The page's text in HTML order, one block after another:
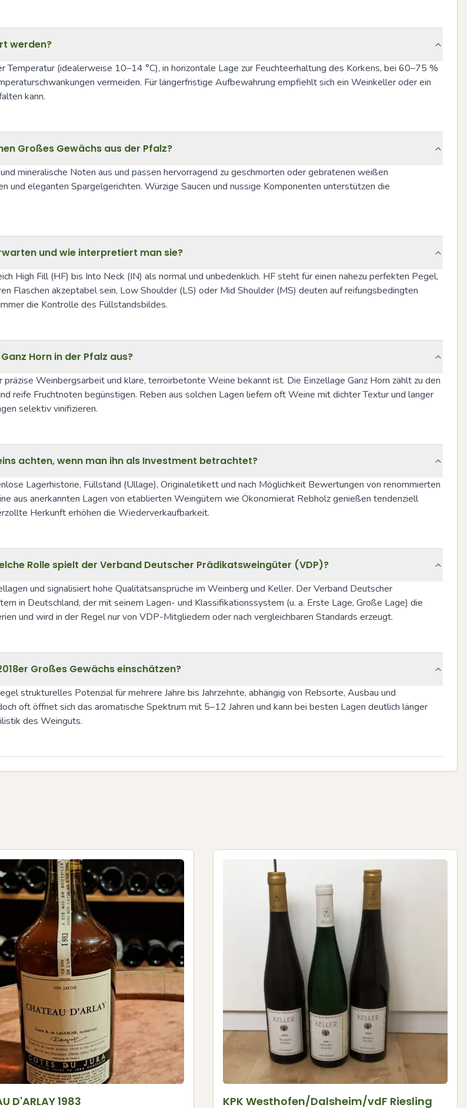
werden?
(idealerweise 10–14 °C), in horizontale Lage zur Feuchteerhaltung des Korkens, bei 60–75 %
vermeiden. Für längerfristige Aufbewahrung empfiehlt sich ein Weinkeller oder ein
kann.
Großes Gewächs aus der Pfalz?
mineralische Noten aus und passen hervorragend zu geschmorten oder gebratenen weißen
und eleganten Spargelgerichten. Würzige Saucen und nussige Komponenten unterstützen die
und wie interpretiert man sie?
High Fill (HF) bis Into Neck (IN) als normal und unbedenklich. HF steht für einen nahezu perfekten Pegel,
Flaschen akzeptabel sein, Low Shoulder (LS) oder Mid Shoulder (MS) deuten auf reifungsbedingten
die Kontrolle des Füllstandsbildes.
Horn in der Pfalz aus?
Weinbergsarbeit und klare, terroirbetonte Weine bekannt ist. Die Einzellage Ganz Horn zählt zu den
reife Fruchtnoten begünstigen. Reben aus solchen Lagen liefern oft Weine mit dichter Textur und langer
selektiv vinifizieren.
achten, wenn man ihn als Investment betrachtet?
Lagerhistorie, Füllstand (Ullage), Originaletikett und nach Möglichkeit Bewertungen von renommierten
aus anerkannten Lagen von etablierten Weingütern wie Ökonomierat Rebholz genießen tendenziell
Herkunft erhöhen die Wiederverkaufbarkeit.
Rolle spielt der Verband Deutscher Prädikatsweingüter (VDP)?
und signalisiert hohe Qualitätsansprüche im Weinberg und Keller. Der Verband Deutscher
in Deutschland, der mit seinem Lagen- und Klassifikationssystem (u. a. Erste Lage, Große Lage) die
und wird in der Regel nur von VDP-Mitgliedern oder nach vergleichbaren Standards erzeugt.
Großes Gewächs einschätzen?
strukturelles Potenzial für mehrere Jahre bis Jahrzehnte, abhängig von Rebsorte, Ausbau und
oft öffnet sich das aromatische Spektrum mit 5–12 Jahren und kann bei besten Lagen deutlich länger
des Weinguts.
D'ARLAY 1983 KPK Westhofen/Dalsheim/vdF Riesling